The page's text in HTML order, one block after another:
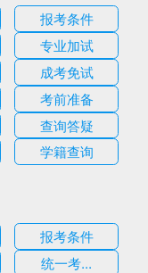
报考条件
专业加试
成考免试
考前准备
查询答疑
学籍查询
报考条件
统一考...